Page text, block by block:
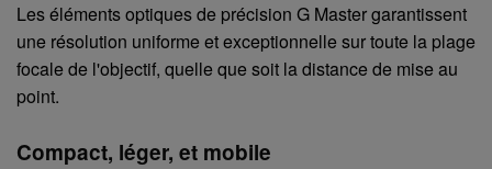
Les éléments optiques de précision G Master garantissent
une résolution uniforme et exceptionnelle sur toute la plage
focale de l'objectif, quelle que soit la distance de mise au
point.
Compact, léger, et mobile